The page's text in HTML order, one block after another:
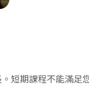
短期課程不能滿足